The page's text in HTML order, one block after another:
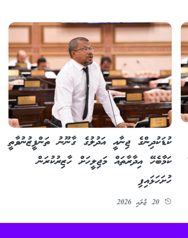
ކުޑަކުދިންގެ ޖިނާއީ އަދުލުގެ ގާނޫނު ތަންފީޒުނުވާތީ
ކަމާބެހޭ އިދާރާތައް މަޖިލީހަށް ހާޒިރުކުރަން
ހުށަހަޅައިފި
20 ޖުލައި 2026